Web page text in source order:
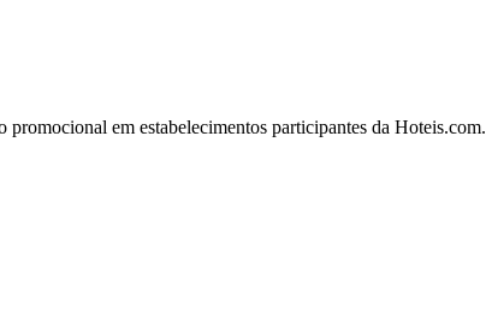
em estabelecimentos participantes da Hoteis.com.